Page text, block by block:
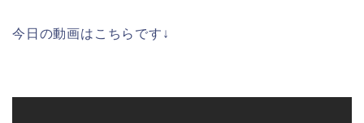
今日の動画はこちらです↓